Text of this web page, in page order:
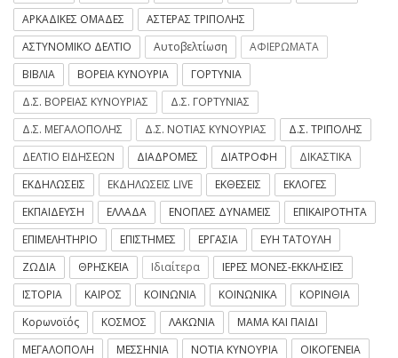
ΑΡΚΑΔΙΚΕΣ ΟΜΑΔΕΣ
ΑΣΤΕΡΑΣ ΤΡΙΠΟΛΗΣ
ΑΣΤΥΝΟΜΙΚΟ ΔΕΛΤΙΟ
Αυτοβελτίωση
ΑΦΙΕΡΩΜΑΤΑ
ΒΙΒΛΙΑ
ΒΟΡΕΙΑ ΚΥΝΟΥΡΙΑ
ΓΟΡΤΥΝΙΑ
Δ.Σ. ΒΟΡΕΙΑΣ ΚΥΝΟΥΡΙΑΣ
Δ.Σ. ΓΟΡΤΥΝΙΑΣ
Δ.Σ. ΜΕΓΑΛΟΠΟΛΗΣ
Δ.Σ. ΝΟΤΙΑΣ ΚΥΝΟΥΡΙΑΣ
Δ.Σ. ΤΡΙΠΟΛΗΣ
ΔΕΛΤΙΟ ΕΙΔΗΣΕΩΝ
ΔΙΑΔΡΟΜΕΣ ΔΙΑΤΡΟΦΗ
ΔΙΚΑΣΤΙΚΑ
ΕΚΔΗΛΩΣΕΙΣ
ΕΚΔΗΛΩΣΕΙΣ LIVE ΕΚΘΕΣΕΙΣ
ΕΚΛΟΓΕΣ
ΕΚΠΑΙΔΕΥΣΗ
ΕΛΛΑΔΑ ΕΝΟΠΛΕΣ ΔΥΝΑΜΕΙΣ
ΕΠΙΚΑΙΡΟΤΗΤΑ
ΕΠΙΜΕΛΗΤΗΡΙΟ
ΕΠΙΣΤΗΜΕΣ ΕΡΓΑΣΙΑ
ΕΥΗ ΤΑΤΟΥΛΗ
ΖΩΔΙΑ
ΘΡΗΣΚΕΙΑ Ιδιαίτερα
ΙΕΡΕΣ ΜΟΝΕΣ-ΕΚΚΛΗΣΙΕΣ
ΙΣΤΟΡΙΑ
ΚΑΙΡΟΣ ΚΟΙΝΩΝΙΑ ΚΟΙΝΩΝΙΚΑ
ΚΟΡΙΝΘΙΑ
Κορωνοϊός
ΚΟΣΜΟΣ ΛΑΚΩΝΙΑ
ΜΑΜΑ ΚΑΙ ΠΑΙΔΙ
ΜΕΓΑΛΟΠΟΛΗ
ΜΕΣΣΗΝΙΑ ΝΟΤΙΑ ΚΥΝΟΥΡΙΑ
ΟΙΚΟΓΕΝΕΙΑ